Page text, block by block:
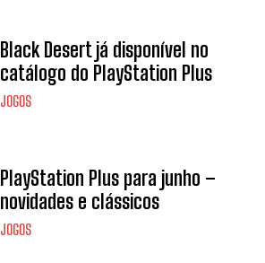
Black Desert já disponível no
catálogo do PlayStation Plus
JOGOS
PlayStation Plus para junho –
novidades e clássicos
JOGOS